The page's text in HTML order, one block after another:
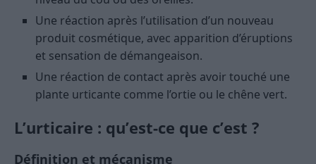
Une réaction après l’utilisation d’un nouveau
produit cosmétique, avec apparition d’éruptions
et sensation de démangeaison.
Une réaction de contact après avoir touché une
plante urticante comme l’ortie ou le chêne vert.
L’urticaire : qu’est-ce que c’est ?
Définition et mécanisme